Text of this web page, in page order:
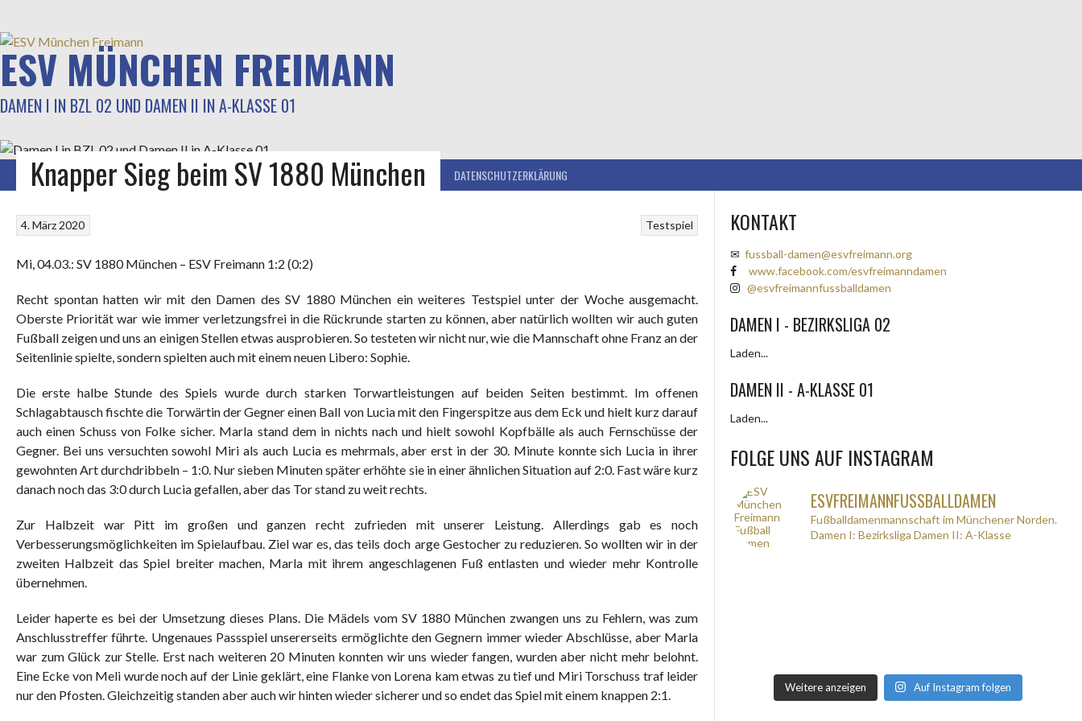
Inhalt
ESV MÜNCHEN FREIMANN
DAMEN I IN BZL 02 UND DAMEN II IN A-KLASSE 01
STARTSEITE GALERIE TRAINING SPIELBERICHTE KADER LIGABETRIEB IMPRESSUM DATENSCHUTZERKLÄRUNG
Knapper Sieg beim SV 1880 München
Testspiel
4. März 2020
Mi, 04.03.: SV 1880 München – ESV Freimann 1:2 (0:2)
Recht spontan hatten wir mit den Damen des SV 1880 München ein weiteres Testspiel unter der Woche ausgemacht.
Oberste Priorität war wie immer verletzungsfrei in die Rückrunde starten zu können, aber natürlich wollten wir auch guten
Fußball zeigen und uns an einigen Stellen etwas ausprobieren. So testeten wir nicht nur, wie die Mannschaft ohne Franz an der
Seitenlinie spielte, sondern spielten auch mit einem neuen Libero: Sophie.
Die erste halbe Stunde des Spiels wurde durch starken Torwartleistungen auf beiden Seiten bestimmt. Im offenen
Schlagabtausch fischte die Torwärtin der Gegner einen Ball von Lucia mit den Fingerspitze aus dem Eck und hielt kurz darauf
auch einen Schuss von Folke sicher. Marla stand dem in nichts nach und hielt sowohl Kopfbälle als auch Fernschüsse der
Gegner. Bei uns versuchten sowohl Miri als auch Lucia es mehrmals, aber erst in der 30. Minute konnte sich Lucia in ihrer
gewohnten Art durchdribbeln – 1:0. Nur sieben Minuten später erhöhte sie in einer ähnlichen Situation auf 2:0. Fast wäre kurz
danach noch das 3:0 durch Lucia gefallen, aber das Tor stand zu weit rechts.
Zur Halbzeit war Pitt im großen und ganzen recht zufrieden mit unserer Leistung. Allerdings gab es noch
Verbesserungsmöglichkeiten im Spielaufbau. Ziel war es, das teils doch arge Gestocher zu reduzieren. So wollten wir in der
zweiten Halbzeit das Spiel breiter machen, Marla mit ihrem angeschlagenen Fuß entlasten und wieder mehr Kontrolle
übernehmen.
Leider haperte es bei der Umsetzung dieses Plans. Die Mädels vom SV 1880 München zwangen uns zu Fehlern, was zum
Anschlusstreffer führte. Ungenaues Passspiel unsererseits ermöglichte den Gegnern immer wieder Abschlüsse, aber Marla
war zum Glück zur Stelle. Erst nach weiteren 20 Minuten konnten wir uns wieder fangen, wurden aber nicht mehr belohnt.
Eine Ecke von Meli wurde noch auf der Linie geklärt, eine Flanke von Lorena kam etwas zu tief und Miri Torschuss traf leider
nur den Pfosten. Gleichzeitig standen aber auch wir hinten wieder sicherer und so endet das Spiel mit einem knappen 2:1.
KONTAKT
✉fussball-damen@esvfreimann.org
www.facebook.com/esvfreimanndamen
@esvfreimannfussballdamen
DAMEN I - BEZIRKSLIGA 02
Laden...
DAMEN II - A-KLASSE 01
Laden...
FOLGE UNS AUF INSTAGRAM
ESVFREIMANNFUSSBALLDAMEN
Fußballdamenmannschaft im Münchener Norden.
Damen I: Bezirksliga Damen II: A-Klasse
Weitere anzeigen Auf Instagram folgen